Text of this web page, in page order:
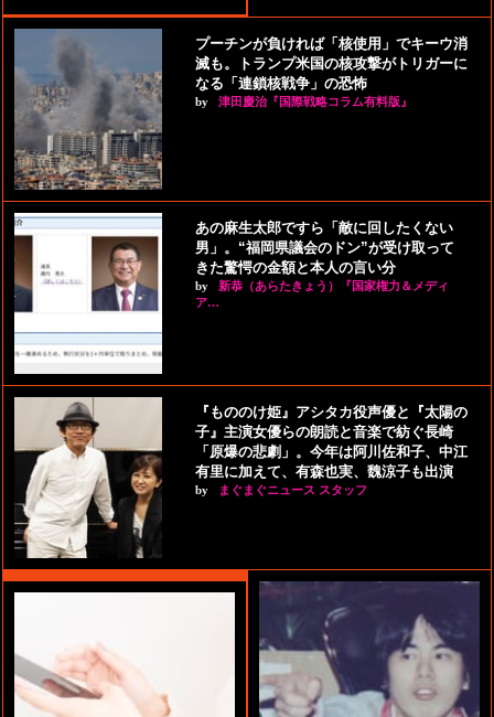
プーチンが負ければ「核使用」でキーウ消
滅も。トランプ米国の核攻撃がトリガーに
なる「連鎖核戦争」の恐怖
by 津田慶治『国際戦略コラム有料版』
あの麻生太郎ですら「敵に回したくない
男」。“福岡県議会のドン”が受け取って
きた驚愕の金額と本人の言い分
by
新恭（あらたきょう）『国家権力＆メディ
ア…
『もののけ姫』アシタカ役声優と『太陽の
子』主演女優らの朗読と音楽で紡ぐ長崎
「原爆の悲劇」。今年は阿川佐和子、中江
有里に加えて、有森也実、魏涼子も出演
by まぐまぐニュース スタッフ